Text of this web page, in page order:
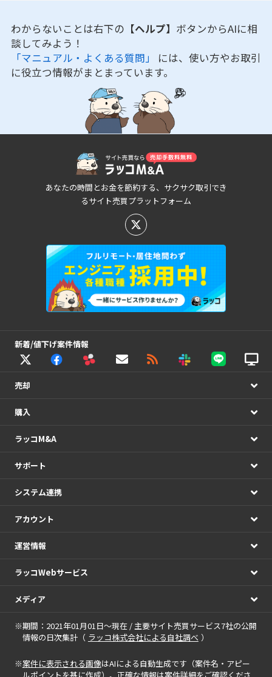
わからないことは右下の 【ヘルプ】 ボタンからAIに相
談してみよう！
「マニュアル・よくある質問」 には、使い方やお取引
に役立つ情報がまとまっています。
あなたの時間とお金を節約する、サクサク取引でき
るサイト売買プラットフォーム
新着/値下げ案件情報
売却
購入
ラッコM&A
サポート
システム連携
アカウント
運営情報
ラッコWebサービス
メディア
※期間：2021年01月01日～現在 / 主要サイト売買サービス7社の公開
情報の日次集計（ ラッコ株式会社による自社調べ ）
※案件に表示される画像はAIによる自動生成です（案件名・アピー